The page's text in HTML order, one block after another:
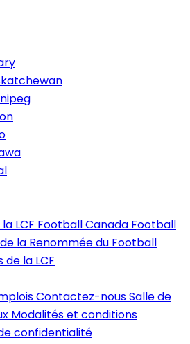
LCFFootball CanadaFootball
la Renommée du Football
de la LCF
Contactez-nousSalle de
Modalités et conditions
confidentialité